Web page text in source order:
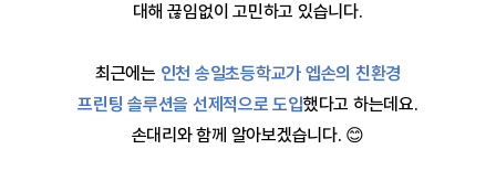
대해 끊임없이 고민하고 있습니다.
최근에는 인천 송일초등학교가 엡손의 친환경
프린팅 솔루션을 선제적으로 도입했다고 하는데요.
손대리와 함께 알아보겠습니다. 😊